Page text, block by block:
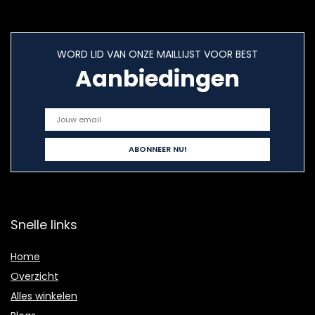
WORD LID VAN ONZE MAILLIJST VOOR BEST
Aanbiedingen
Snelle links
Home
Overzicht
Alles winkelen